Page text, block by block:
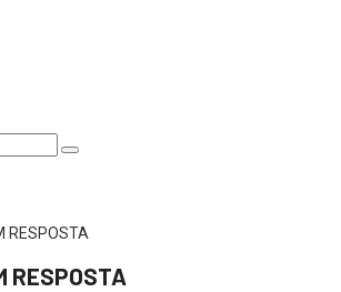
RESPOSTA
RESPOSTA